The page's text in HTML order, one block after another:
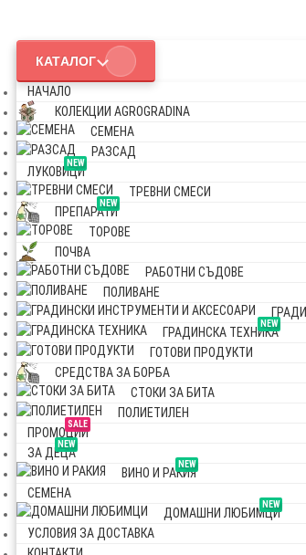
КАТАЛОГ
НАЧАЛО
КОЛЕКЦИИ AGROGRADINA
СЕМЕНА
РАЗСАД
NEW
ЛУКОВИЦИ
ТРЕВНИ СМЕСИ
NEW
ПРЕПАРАТИ
ТОРОВЕ
ПОЧВА
РАБОТНИ СЪДОВЕ
ПОЛИВАНЕ
NEW
ГРАДИНСКА ТЕХНИКА
ГОТОВИ ПРОДУКТИ
СРЕДСТВА ЗА БОРБА
СТОКИ ЗА БИТА
ПОЛИЕТИЛЕН
SALE
ПРОМОЦИИ
NEW
ЗА ДЕЦА
NEW
ВИНО И РАКИЯ
СЕМЕНА
NEW
ДОМАШНИ ЛЮБИМЦИ
УСЛОВИЯ ЗА ДОСТАВКА